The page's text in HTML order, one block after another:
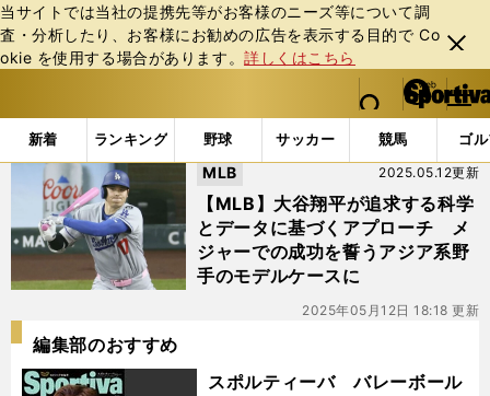
当サイトでは当社の提携先等がお客様のニーズ等について調
査・分析したり、お客様にお勧めの広告を表⽰する⽬的で Co
okie を使⽤する場合があります。詳しくはこちら
閉じ
る
web Sportiva (webスポルティーバ)
検索
マイペ
ー
ジ
メニュ
新着 ランキング 野球 サッカー 競馬 ゴ
b
ス
ィ
バ
「#ブライソン中村」の最新ニュース・ 情報
【MLB】大谷翔平が追求する科学
とデータに基づくアプローチ メ
ジャーでの成功を誓うアジア系野
手のモデルケースに
2025.05.12更新
MLB
2025年05月12日 18:18 更新
編集部のおすすめ
スポルティーバ バレーボール